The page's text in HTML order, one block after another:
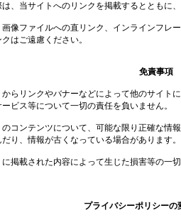
は、当サイトへのリンクを掲載するとともに
画像ファイルへの直リンク、インラインフレ
はご遠慮ください。
免責事項
からリンクやバナーなどによって他のサイト
ビス等について一切の責任を負いません。
のコンテンツについて、可能な限り正確な情
だり、情報が古くなっている場合があります。
に掲載された内容によって生じた損害等の一
プライバシーポリシーの